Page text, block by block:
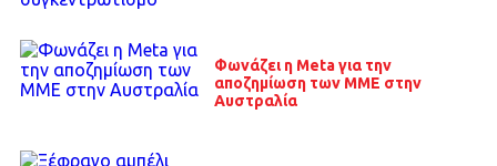
Φωνάζει η Meta για την
αποζημίωση των ΜΜΕ στην
Αυστραλία